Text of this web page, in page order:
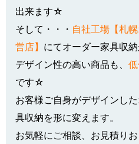
出来ます☆
そして・・・ 自社工場【札
営店】 にてオーダー家具収
デザイン性の高い商品も、
です☆
お客様ご自身がデザインし
具収納を形に変えます。
お気軽にご相談、お見積り